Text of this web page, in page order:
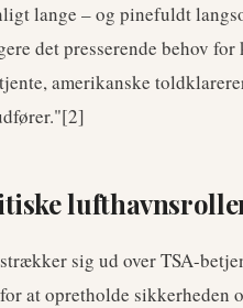
lange – og pinefuldt
det presserende behov
amerikanske
sig ud over TSA-
at opretholde sikkerheden